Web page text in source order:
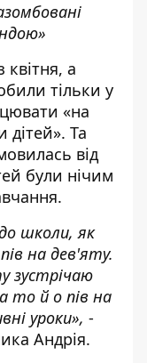
а
тільки у
«на
дітей». Та
від
були нічим
школи, як
на дев'яту.
зустрічаю
то й о пів на
уроки», -
Андрія.